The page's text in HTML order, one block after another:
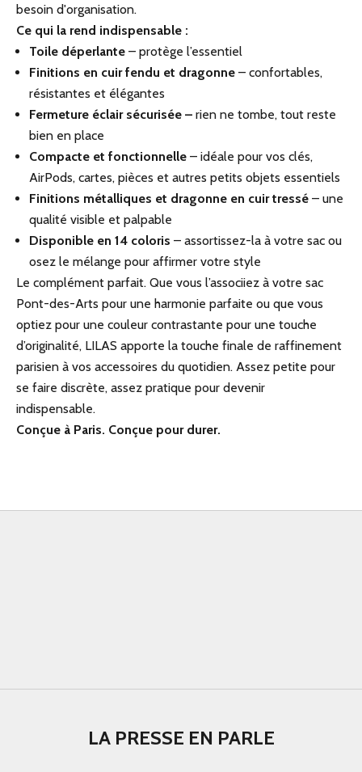
besoin d'organisation.
Ce qui la rend indispensable :
Toile déperlante – protège l’essentiel
Finitions en cuir fendu et dragonne – confortables,
résistantes et élégantes
Fermeture éclair sécurisée – rien ne tombe, tout reste
bien en place
Compacte et fonctionnelle – idéale pour vos clés,
AirPods, cartes, pièces et autres petits objets essentiels
Finitions métalliques et dragonne en cuir tressé – une
qualité visible et palpable
Disponible en 14 coloris – assortissez-la à votre sac ou
osez le mélange pour affirmer votre style
Le complément parfait. Que vous l’associiez à votre sac
Pont-des-Arts pour une harmonie parfaite ou que vous
optiez pour une couleur contrastante pour une touche
d’originalité, LILAS apporte la touche finale de raffinement
parisien à vos accessoires du quotidien. Assez petite pour
se faire discrète, assez pratique pour devenir
indispensable.
Conçue à Paris. Conçue pour durer.
LA PRESSE EN PARLE